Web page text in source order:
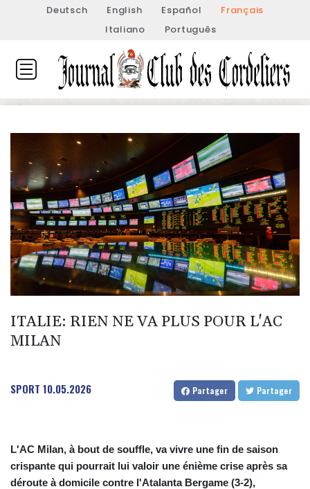
Deutsch English Español
Français
Italiano
Português
ITALIE: RIEN NE VA PLUS POUR L'AC
MILAN
SPORT 10.05.2026 Partager Partager
L'AC Milan, à bout de souffle, va vivre une fin de saison
crispante qui pourrait lui valoir une énième crise après sa
déroute à domicile contre l'Atalanta Bergame (3-2),